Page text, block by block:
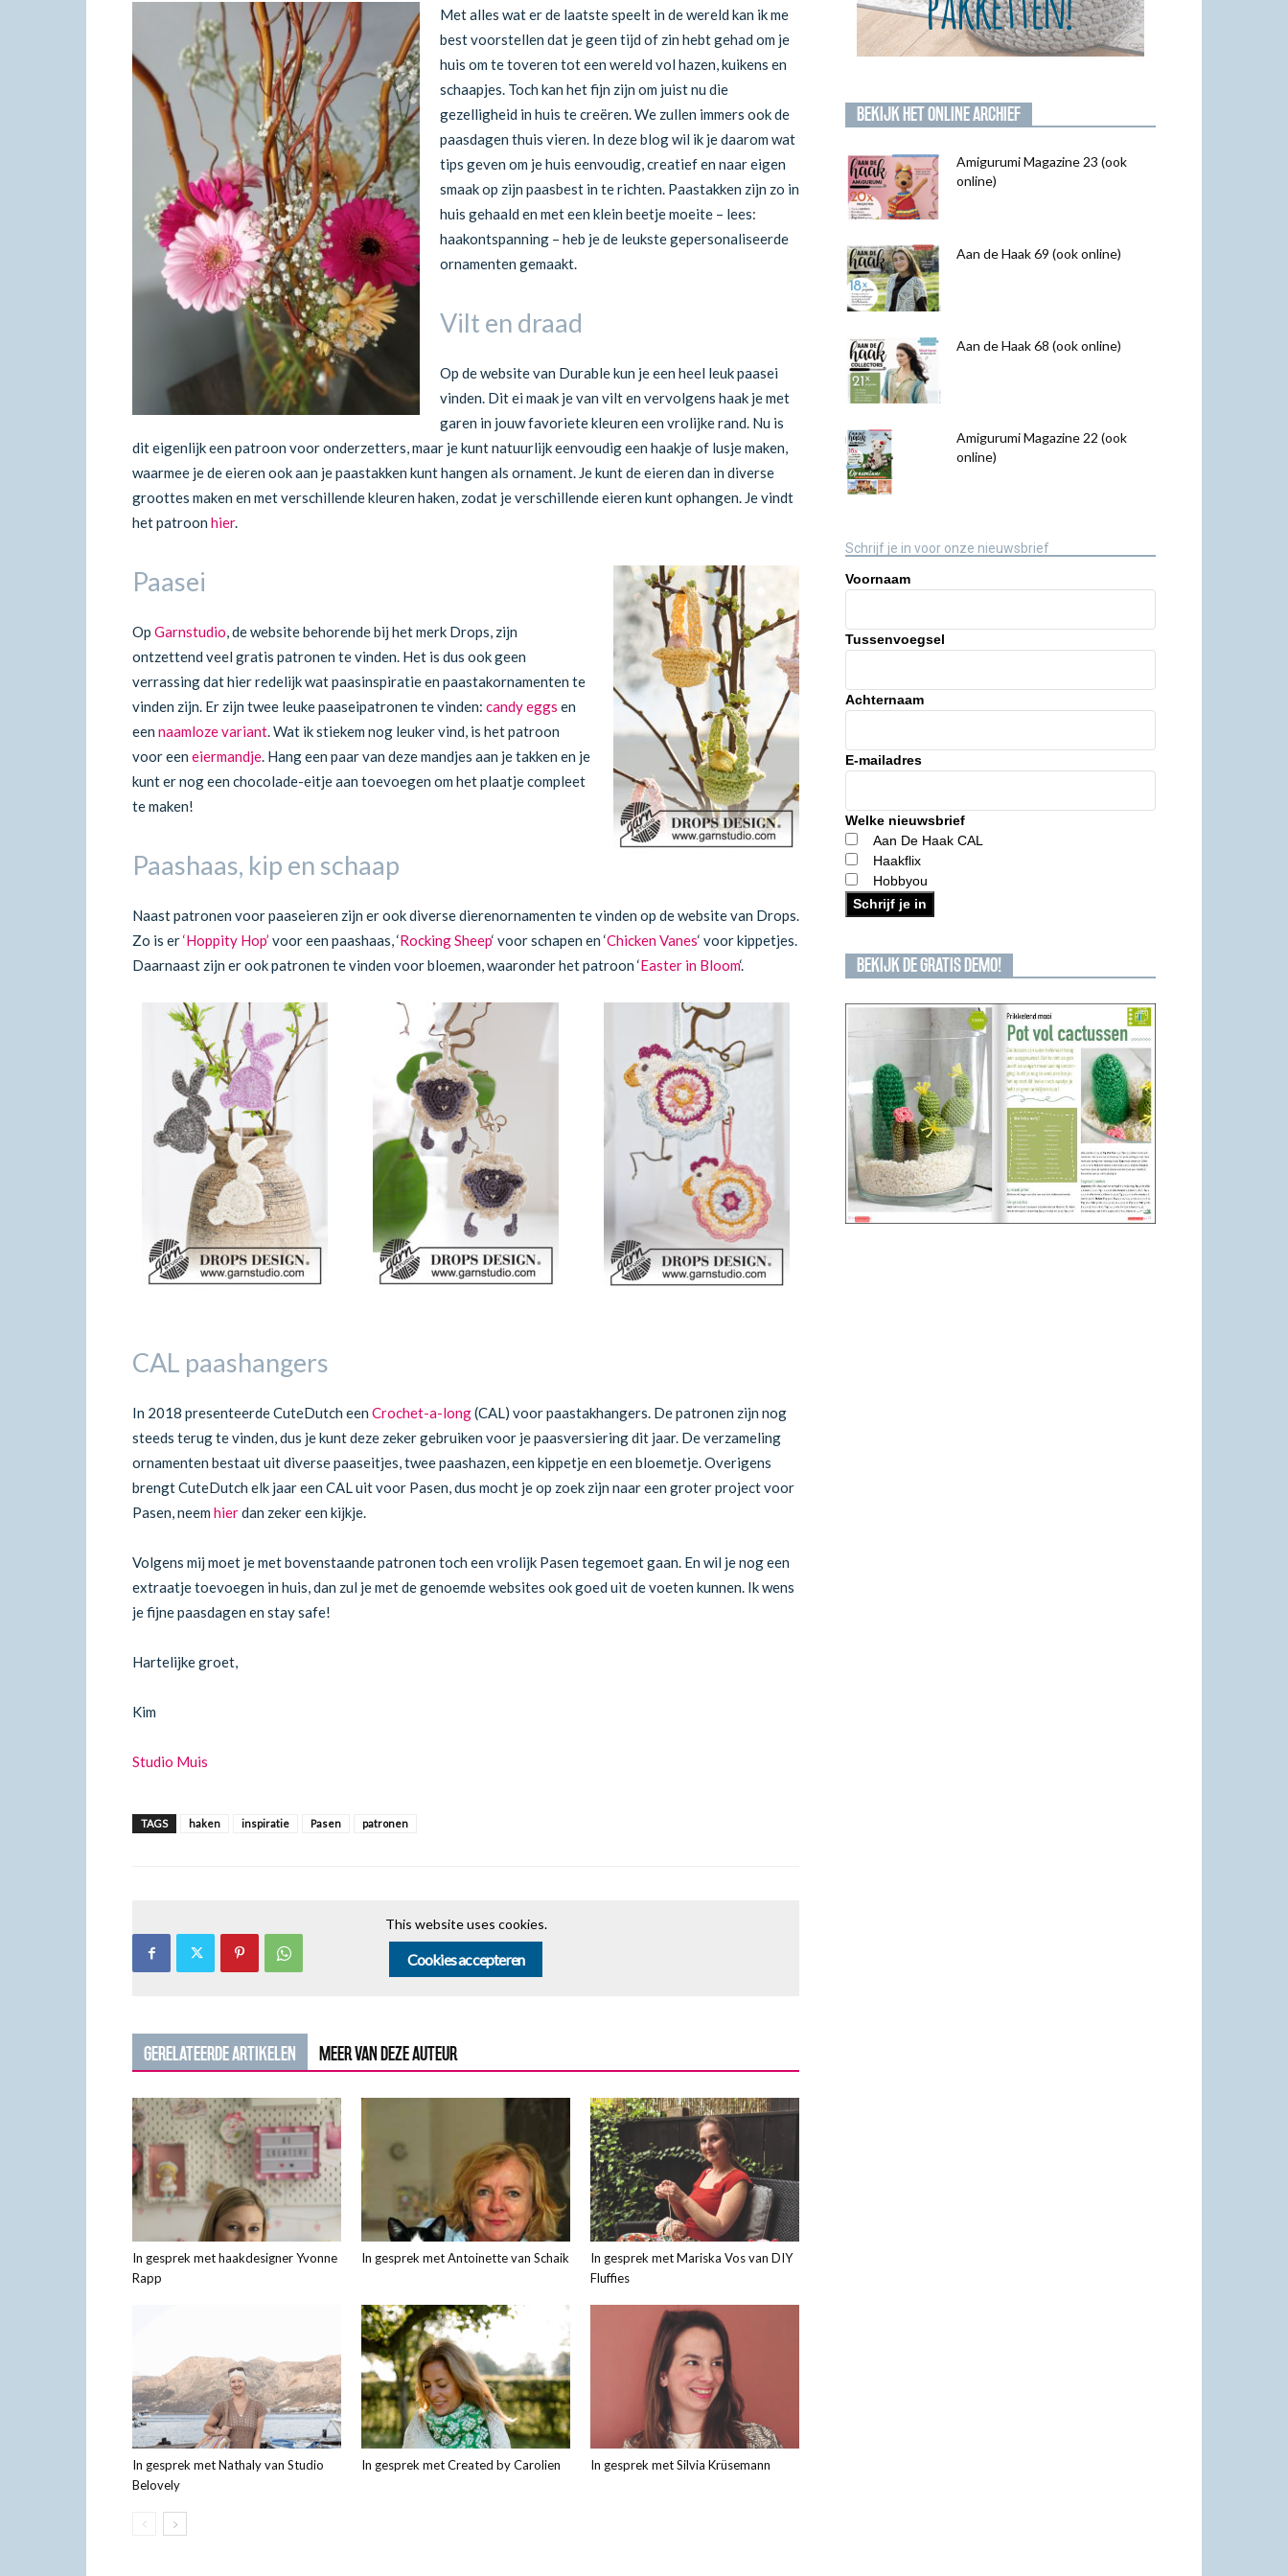
Met alles wat er de laatste speelt in de wereld kan ik me
best voorstellen dat je geen tijd of zin hebt gehad om je
huis om te toveren tot een wereld vol hazen, kuikens en
schaapjes. Toch kan het fijn zijn om juist nu die
gezelligheid in huis te creëren. We zullen immers ook de
paasdagen thuis vieren. In deze blog wil ik je daarom wat
tips geven om je huis eenvoudig, creatief en naar eigen
smaak op zijn paasbest in te richten. Paastakken zijn zo in
huis gehaald en met een klein beetje moeite – lees:
haakontspanning – heb je de leukste gepersonaliseerde
ornamenten gemaakt.
Vilt en draad
Op de website van Durable kun je een heel leuk paasei
vinden. Dit ei maak je van vilt en vervolgens haak je met
garen in jouw favoriete kleuren een vrolijke rand. Nu is
dit eigenlijk een patroon voor onderzetters, maar je kunt natuurlijk eenvoudig een haakje of lusje maken,
waarmee je de eieren ook aan je paastakken kunt hangen als ornament. Je kunt de eieren dan in diverse
groottes maken en met verschillende kleuren haken, zodat je verschillende eieren kunt ophangen. Je vindt
het patroon hier.
Paasei
Op Garnstudio, de website behorende bij het merk Drops, zijn
ontzettend veel gratis patronen te vinden. Het is dus ook geen
verrassing dat hier redelijk wat paasinspiratie en paastakornamenten te
vinden zijn. Er zijn twee leuke paaseipatronen te vinden: candy eggs en
een naamloze variant. Wat ik stiekem nog leuker vind, is het patroon
voor een eiermandje. Hang een paar van deze mandjes aan je takken en je
kunt er nog een chocolade-eitje aan toevoegen om het plaatje compleet
te maken!
Paashaas, kip en schaap
Naast patronen voor paaseieren zijn er ook diverse dierenornamenten te vinden op de website van Drops.
Zo is er‘Hoppity Hop’ voor een paashaas, ‘Rocking Sheep‘ voor schapen en ‘Chicken Vanes‘ voor kippetjes.
Daarnaast zijn er ook patronen te vinden voor bloemen, waaronder het patroon ‘Easter in Bloom‘.
CAL paashangers
In 2018 presenteerde CuteDutch een Crochet-a-long(CAL) voor paastakhangers. De patronen zijn nog
steeds terug te vinden, dus je kunt deze zeker gebruiken voor je paasversiering dit jaar. De verzameling
ornamenten bestaat uit diverse paaseitjes, twee paashazen, een kippetje en een bloemetje. Overigens
brengt CuteDutch elk jaar een CAL uit voor Pasen, dus mocht je op zoek zijn naar een groter project voor
Pasen, neem hierdan zeker een kijkje.
Volgens mij moet je met bovenstaande patronen toch een vrolijk Pasen tegemoet gaan. En wil je nog een
extraatje toevoegen in huis, dan zul je met de genoemde websites ook goed uit de voeten kunnen. Ik wens
je fijne paasdagen en stay safe!
Hartelijke groet,
Kim
Studio Muis
TAGS haken inspiratie Pasen patronen
This website uses cookies.
Cookies accepteren
GERELATEERDE ARTIKELEN MEER VAN DEZE AUTEUR
In gesprek met haakdesigner Yvonne
Rapp
In gesprek met Antoinette van Schaik
In gesprek met Mariska Vos van DIY
Fluffies
In gesprek met Nathaly van Studio
Belovely
In gesprek met Created by Carolien In gesprek met Silvia Krüsemann
BEKIJK HET ONLINE ARCHIEF
Amigurumi Magazine 23 (ook
online)
Aan de Haak 69 (ook online)
Aan de Haak 68 (ook online)
Amigurumi Magazine 22 (ook
online)
Schrijf je in voor onze nieuwsbrief
Voornaam
Tussenvoegsel
Achternaam
E-mailadres
Welke nieuwsbrief
Aan De Haak CAL
Haakflix
Hobbyou
Schrijf je in
BEKIJK DE GRATIS DEMO!